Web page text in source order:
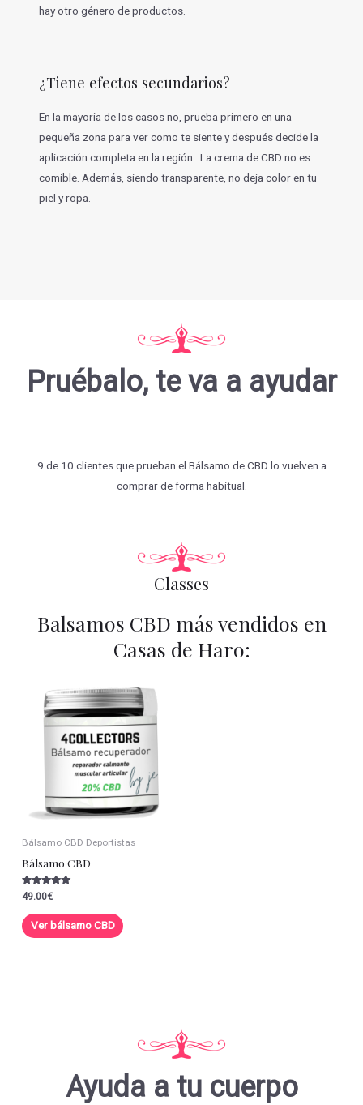
hay otro género de productos.
¿Tiene efectos secundarios?
En la mayoría de los casos no, prueba primero en una
pequeña zona para ver como te siente y después decide la
aplicación completa en la región . La crema de CBD no es
comible. Además, siendo transparente, no deja color en tu
piel y ropa.
Pruébalo, te va a ayudar
9 de 10 clientes que prueban el Bálsamo de CBD lo vuelven a
comprar de forma habitual.
Classes
Balsamos CBD más vendidos en
Casas de Haro:
Bálsamo CBD Deportistas
Bálsamo CBD
Valorado con
5.00
de 5
49.00€
Ver bálsamo CBD
Ayuda a tu cuerpo